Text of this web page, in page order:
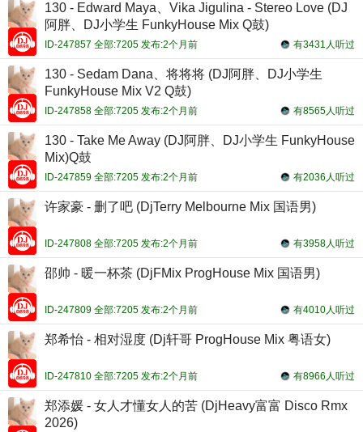
130 - Edward Maya、Vika Jigulina - Stereo Love (DJ
阿胖、DJ小学生 FunkyHouse Mix Q鼓)
有3431人听过
ID-247857 全部:7205 发布:2个月前
130 - Sedam Dana、将将将 (DJ阿胖、DJ小学生
FunkyHouse Mix V2 Q鼓)
有8565人听过
ID-247858 全部:7205 发布:2个月前
130 - Take Me Away (DJ阿胖、DJ小学生 FunkyHouse
Mix)Q鼓
有2036人听过
ID-247859 全部:7205 发布:2个月前
许家豪 - 删了吧 (DjTerry Melbourne Mix 国语男)
有3958人听过
ID-247808 全部:7205 发布:2个月前
邵帅 - 暖一杯茶 (DjFMix ProgHouse Mix 国语男)
有4010人听过
ID-247809 全部:7205 发布:2个月前
郑希怡 - 相对湿度 (Dj轩哥 ProgHouse Mix 粤语女)
有8966人听过
ID-247810 全部:7205 发布:2个月前
郑添媛 - 女人才懂女人的苦 (DjHeavy富富 Disco Rmx
2026)